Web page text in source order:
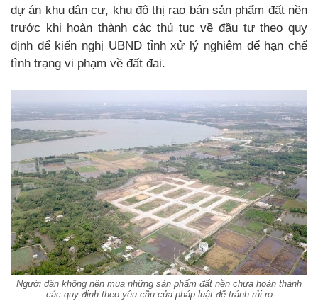
dự án khu dân cư, khu đô thị rao bán sản phẩm đất nền
trước khi hoàn thành các thủ tục về đầu tư theo quy
định để kiến nghị UBND tỉnh xử lý nghiêm để hạn chế
tình trạng vi phạm về đất đai.
Người dân không nên mua những sản phẩm đất nền chưa hoàn thành
các quy định theo yêu cầu của pháp luật để tránh rủi ro